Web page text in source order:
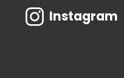
Instagram